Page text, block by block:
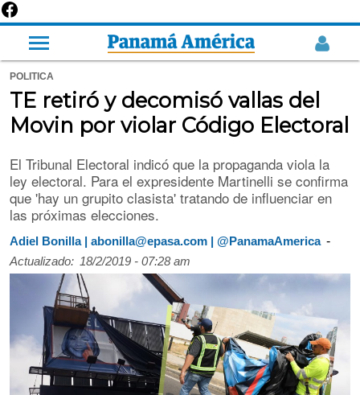
POLITICA
TE retiró y decomisó vallas del
Movin por violar Código Electoral
El Tribunal Electoral indicó que la propaganda viola la
ley electoral. Para el expresidente Martinelli se confirma
que 'hay un grupito clasista' tratando de influenciar en
las próximas elecciones.
Adiel Bonilla | abonilla@epasa.com | @PanamaAmerica -
Actualizado: 18/2/2019 - 07:28 am